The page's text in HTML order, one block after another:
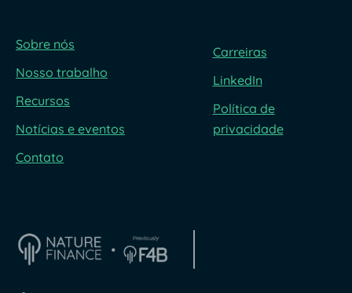
Sobre nós
Nosso trabalho
Recursos
Notícias e eventos
Contato
Carreiras
LinkedIn
Política de
privacidade